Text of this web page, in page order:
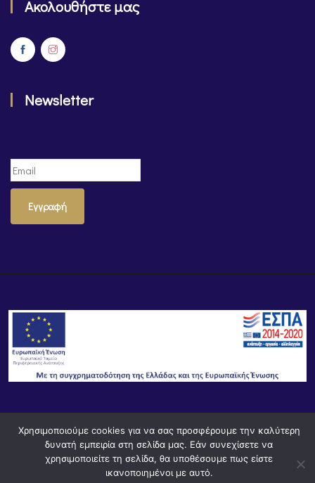
Ακολουθήστε μας
Newsletter
Εγγραφή
Χρησιμοποιούμε cookies για να σας προσφέρουμε την καλύτερη
δυνατή εμπειρία στη σελίδα μας. Εάν συνεχίσετε να
χρησιμοποιείτε τη σελίδα, θα υποθέσουμε πως είστε
ικανοποιημένοι με αυτό.